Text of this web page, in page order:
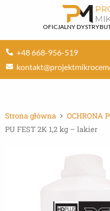
OFICJALNY
+48 668-956-519
Strona główna
OCHRONA
PU FEST 2K 1,2 kg – lakier